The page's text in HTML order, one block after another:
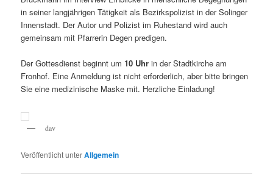
in seiner langjährigen Tätigkeit als Bezirkspolizist in der Solinger
Innenstadt. Der Autor und Polizist im Ruhestand wird auch
gemeinsam mit Pfarrerin Degen predigen.
Der Gottesdienst beginnt um10 Uhrin der Stadtkirche am
Fronhof. Eine Anmeldung ist nicht erforderlich, aber bitte bringen
Sie eine medizinische Maske mit. Herzliche Einladung!
dav
Veröffentlicht unterAllgemein